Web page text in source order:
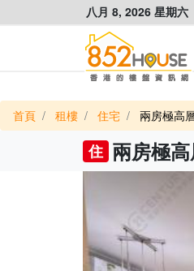
八月 8, 2026 星期六
首頁 租樓 住宅 兩房極高
住 兩房極